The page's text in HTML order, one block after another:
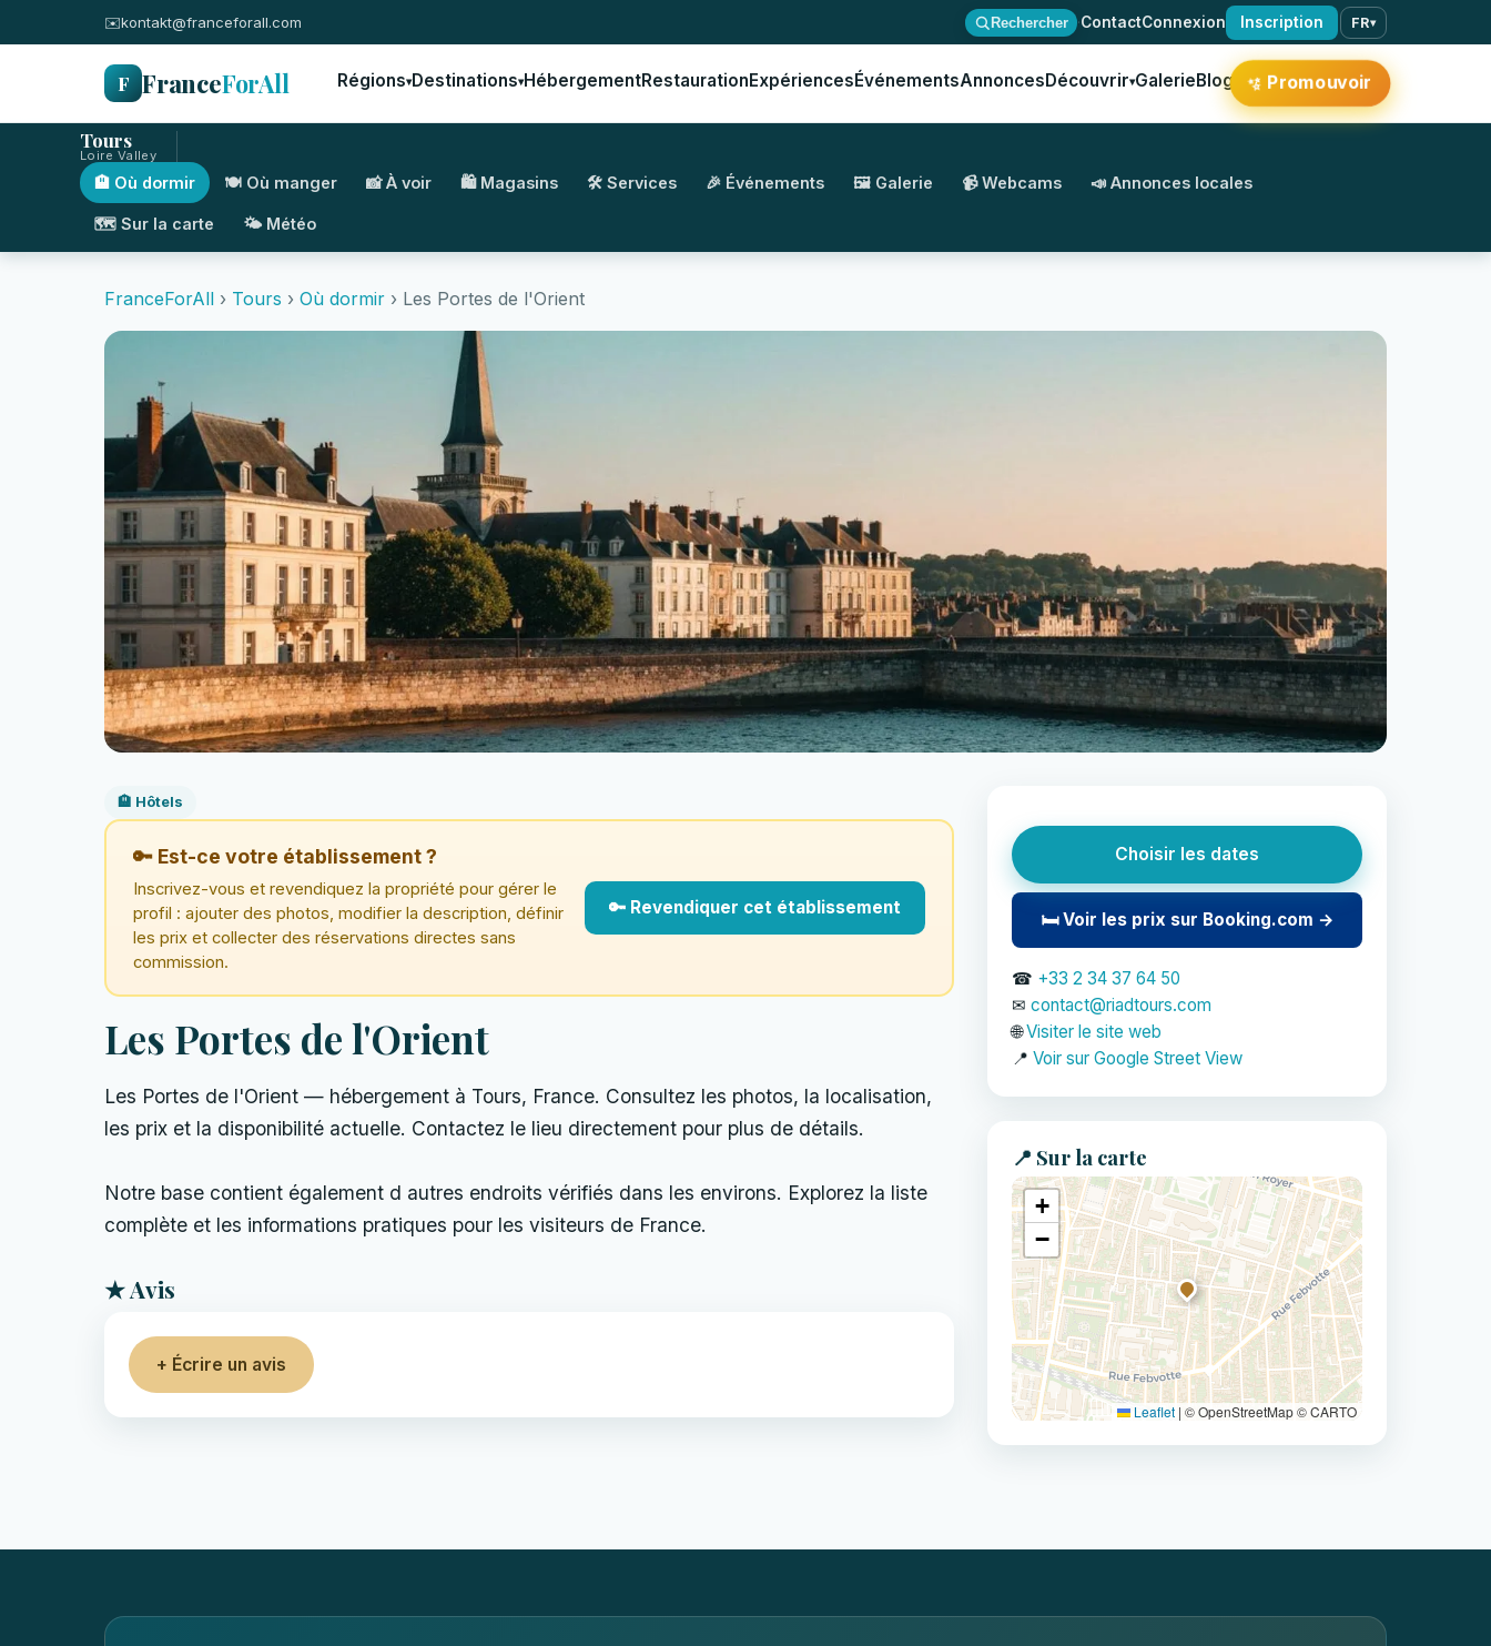
✉️kontakt@franceforall.com Rechercher ·ContactConnexion Inscription FR▾
F FranceForAll Régions▾Destinations▾HébergementRestaurationExpériencesÉvénementsAnnoncesDécouvrir▾GalerieBlog ✨Promouvoir
Tours
Loire Valley
🏨 Où dormir 🍽️ Où manger 📸 À voir 🛍️ Magasins 🛠️ Services 🎉 Événements 🖼️ Galerie 📹 Webcams 📣 Annonces locales
🗺️ Sur la carte 🌤️ Météo
FranceForAll › Tours › Où dormir › Les Portes de l'Orient
🏨 Hôtels
🔑 Est-ce votre établissement ?
Inscrivez-vous et revendiquez la propriété pour gérer le
profil : ajouter des photos, modifier la description, définir
les prix et collecter des réservations directes sans
commission.
🔑 Revendiquer cet établissement
Les Portes de l'Orient
Les Portes de l'Orient — hébergement à Tours, France. Consultez les photos, la localisation,
les prix et la disponibilité actuelle. Contactez le lieu directement pour plus de détails.
Notre base contient également d autres endroits vérifiés dans les environs. Explorez la liste
complète et les informations pratiques pour les visiteurs de France.
★ Avis
+ Écrire un avis
Choisir les dates
🛏 Voir les prix sur Booking.com →
☎ +33 2 34 37 64 50
✉ contact@riadtours.com
🌐Visiter le site web
📍 Voir sur Google Street View
📍 Sur la carte
+
−
Leaflet | © OpenStreetMap © CARTO